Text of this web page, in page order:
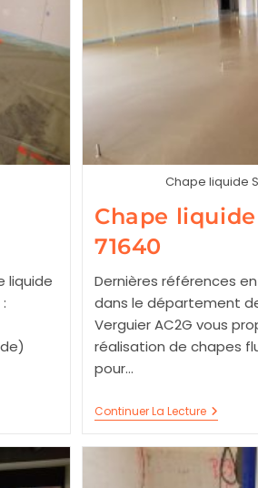
liquide
Chape liquide
Chape
71640
Dernières références
dans le département
Verguier AC2G vous
réalisation de chapes
pour…
Continuer La LectureChape
Liquide
Mecelley
71640